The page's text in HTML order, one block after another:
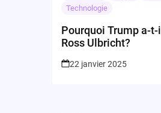
Technologie
Pourquoi Trump a-
Ross Ulbricht?
22 janvier 2025